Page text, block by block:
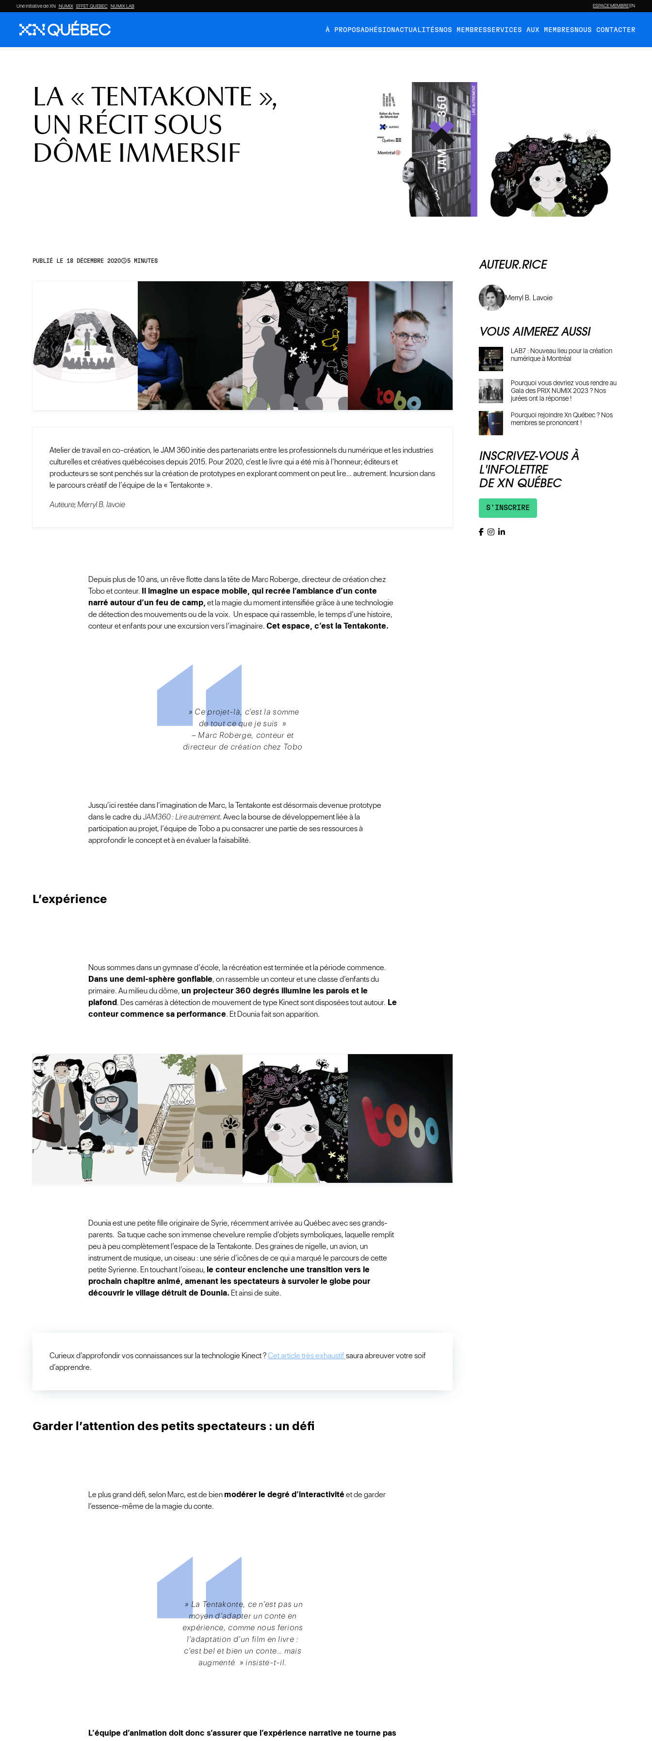
Une initiative de XN NUMIX EFFET QUEBEC NUMIX LAB ESPACE MEMBREEN
À PROPOSADHÉSIONACTUALITÉS NOS MEMBRESSERVICES AUX MEMBRES NOUS CONTACTER
LA « TENTAKONTE »,
UN RÉCIT SOUS
DÔME IMMERSIF
PUBLIÉ LE 18 DÉCEMBRE 2020access_time5 MINUTES
Atelier de travail en co-création, le JAM 360 initie des partenariats entre les professionnels du numérique et les industries
culturelles et créatives québécoises depuis 2015. Pour 2020, c’est le livre qui a été mis à l’honneur; éditeurs et
producteurs se sont penchés sur la création de prototypes en explorant comment on peut lire… autrement. Incursion dans
le parcours créatif de l’équipe de la « Tentakonte ».
Auteure; Merryl B. lavoie
Depuis plus de 10 ans, un rêve flotte dans la tête de Marc Roberge, directeur de création chez
Tobo et conteur. Il imagine un espace mobile, qui recrée l’ambiance d’un conte
narré autour d’un feu de camp, et la magie du moment intensifiée grâce à une technologie
de détection des mouvements ou de la voix. Un espace qui rassemble, le temps d’une histoire,
conteur et enfants pour une excursion vers l’imaginaire. Cet espace, c’est la Tentakonte.
» Ce projet-là, c’est la somme
de tout ce que je suis »
– Marc Roberge, conteur et
directeur de création chez Tobo
Jusqu’ici restée dans l’imagination de Marc, la Tentakonte est désormais devenue prototype
dans le cadre duJAM360 : Lire autrement. Avec la bourse de développement liée à la
participation au projet, l’équipe de Tobo a pu consacrer une partie de ses ressources à
approfondir le concept et à en évaluer la faisabilité.
L’expérience
Nous sommes dans un gymnase d’école, la récréation est terminée et la période commence.
Dans une demi-sphère gonflable, on rassemble un conteur et une classe d’enfants du
primaire. Au milieu du dôme, un projecteur 360 degrés illumine les parois et le
plafond. Des caméras à détection de mouvement de type Kinect sont disposées tout autour. Le
conteur commence sa performance. Et Dounia fait son apparition.
Dounia est une petite fille originaire de Syrie, récemment arrivée au Québec avec ses grands-
parents. Sa tuque cache son immense chevelure remplie d’objets symboliques, laquelle remplit
peu à peu complètement l’espace de la Tentakonte. Des graines de nigelle, un avion, un
instrument de musique, un oiseau : une série d’icônes de ce qui a marqué le parcours de cette
petite Syrienne. En touchant l’oiseau, le conteur enclenche une transition vers le
prochain chapitre animé, amenant les spectateurs à survoler le globe pour
découvrir le village détruit de Dounia. Et ainsi de suite.
Curieux d’approfondir vos connaissances sur la technologie Kinect ?Cet article très exhaustifsaura abreuver votre soif
d’apprendre.
Garder l’attention des petits spectateurs : un défi
Le plus grand défi, selon Marc, est de bien modérer le degré d’interactivité et de garder
l’essence-même de la magie du conte.
» La Tentakonte, ce n’est pas un
moyen d’adapter un conte en
expérience, comme nous ferions
l’adaptation d’un film en livre :
c’est bel et bien un conte… mais
augmenté » insiste-t-il.
L’équipe d’animation doit donc s’assurer que l’expérience narrative ne tourne pas
AUTEUR.RICE
Merryl B. Lavoie
VOUS AIMEREZ AUSSI
LAB7 : Nouveau lieu pour la création
numérique à Montréal
Pourquoi vous devriez vous rendre au
Gala des PRIX NUMIX 2023 ? Nos
jurées ont la réponse !
Pourquoi rejoindre Xn Québec ? Nos
membres se prononcent !
INSCRIVEZ-VOUS À
L'INFOLETTRE
DE XN QUÉBEC
S'INSCRIRE